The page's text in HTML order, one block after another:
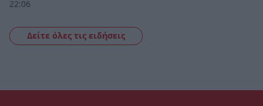
22:06
Δείτε όλες τις ειδήσεις